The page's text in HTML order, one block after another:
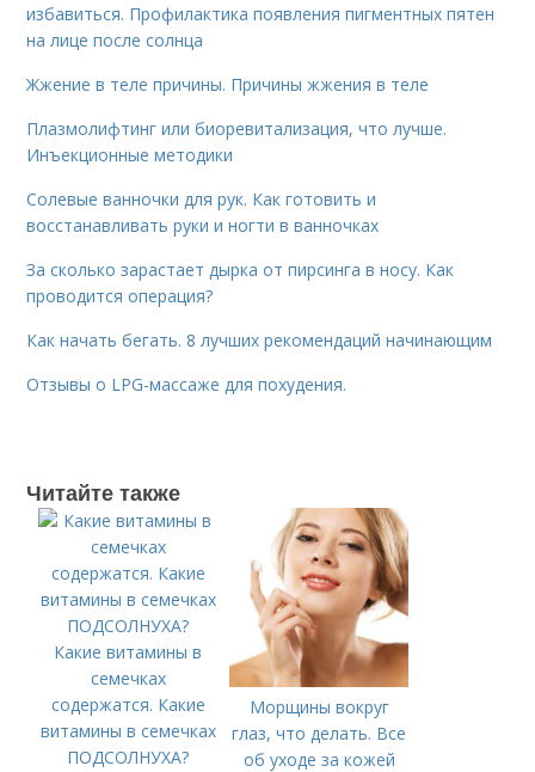
избавиться. Профилактика появления пигментных пятен
на лице после солнца
Жжение в теле причины. Причины жжения в теле
Плазмолифтинг или биоревитализация, что лучше.
Инъекционные методики
Солевые ванночки для рук. Как готовить и
восстанавливать руки и ногти в ванночках
За сколько зарастает дырка от пирсинга в носу. Как
проводится операция?
Как начать бегать. 8 лучших рекомендаций начинающим
Отзывы о LPG-массаже для похудения.
Читайте также
Какие витамины в
семечках
содержатся. Какие
витамины в семечках
ПОДСОЛНУХА?
Морщины вокруг
глаз, что делать. Все
об уходе за кожей